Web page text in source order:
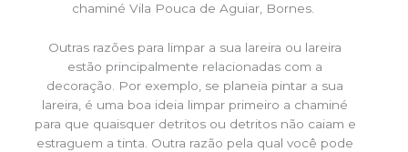
chaminé Vila Pouca de Aguiar, Bornes.
Outras razões para limpar a sua lareira ou lareira
estão principalmente relacionadas com a
decoração. Por exemplo, se planeia pintar a sua
lareira, é uma boa ideia limpar primeiro a chaminé
para que quaisquer detritos ou detritos não caiam e
estraguem a tinta. Outra razão pela qual você pode